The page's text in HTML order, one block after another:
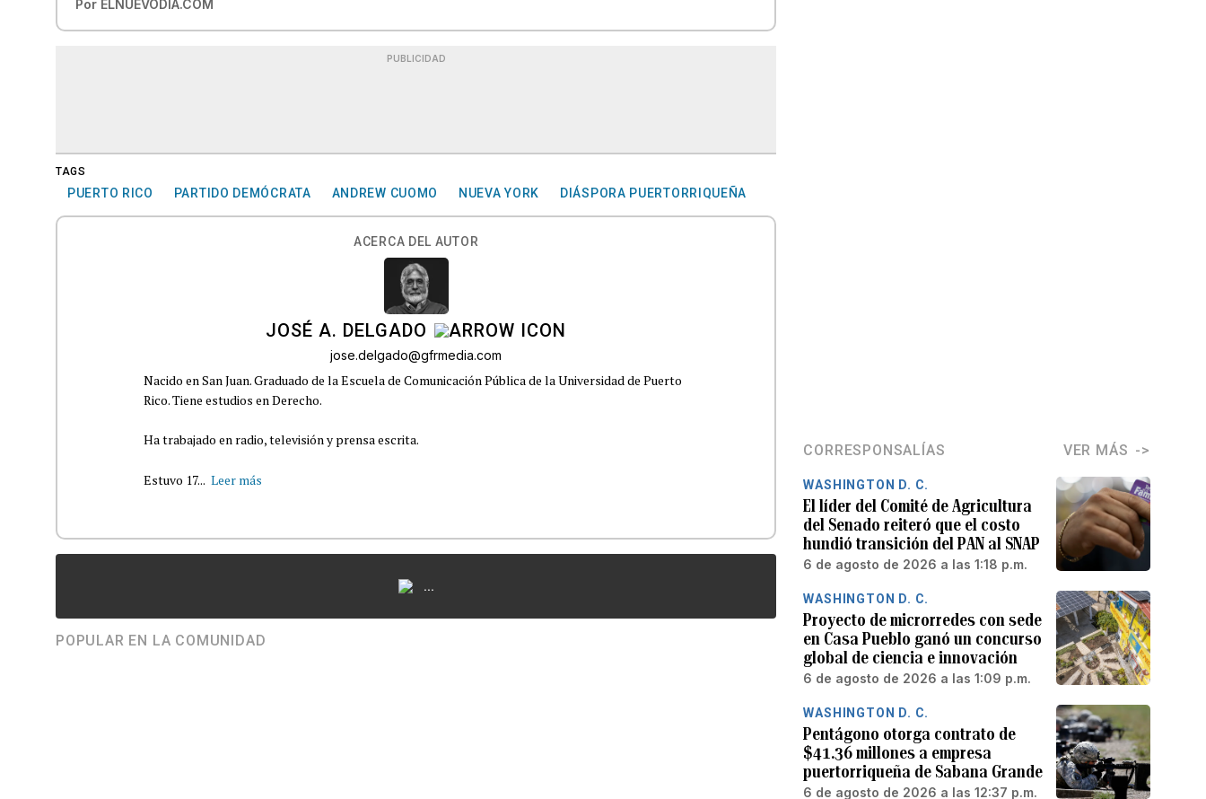
Por ELNUEVODIA.COM
PUBLICIDAD
TAGS
PUERTO RICO PARTIDO DEMÓCRATA ANDREW CUOMO NUEVA YORK DIÁSPORA PUERTORRIQUEÑA
ACERCA DEL AUTOR
JOSÉ A. DELGADO
jose.delgado@gfrmedia.com
Nacido en San Juan. Graduado de la Escuela de Comunicación Pública de la Universidad de Puerto
Rico. Tiene estudios en Derecho.
Ha trabajado en radio, televisión y prensa escrita.
Estuvo 17... Leer más
...
POPULAR EN LA COMUNIDAD
CORRESPONSALÍAS VER MÁS
WASHINGTON D. C.
El líder del Comité de Agricultura
del Senado reiteró que el costo
hundió transición del PAN al SNAP
6 de agosto de 2026 a las 1:18 p.m.
WASHINGTON D. C.
Proyecto de microrredes con sede
en Casa Pueblo ganó un concurso
global de ciencia e innovación
6 de agosto de 2026 a las 1:09 p.m.
WASHINGTON D. C.
Pentágono otorga contrato de
$41.36 millones a empresa
puertorriqueña de Sabana Grande
6 de agosto de 2026 a las 12:37 p.m.